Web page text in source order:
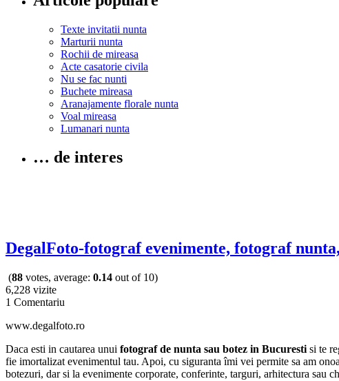
Texte invitatii nunta
Marturii nunta
Rochii de mireasa
Acte casatorie civila
Nu se fac nunti
Buchete mireasa
Aranajamente florale nunta
Voal mireasa
Lumanari nunta
… de interes
DegalFoto-fotograf evenimente, fotograf
(88 votes, average: 0.14 out of 10)
6,228 vizite
1 Comentariu
www.degalfoto.ro
Daca esti in cautarea unui fotograf de nunta sau botez in Bucuresti si te
fie imortalizat evenimentul tau. Apoi, cu siguranta îmi vei permite sa am
botezuri, dar si la evenimente corporate, conferinte, targuri, arhitectura sau